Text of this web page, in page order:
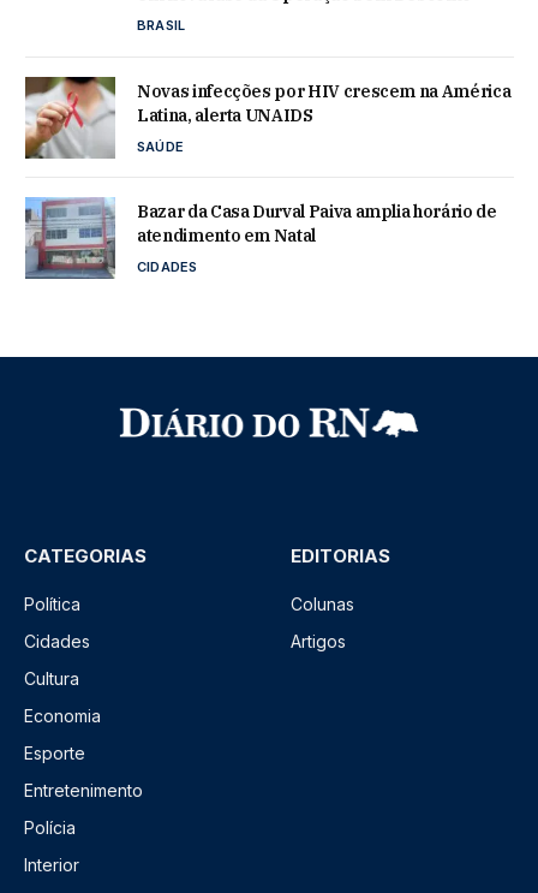
BRASIL
Novas infecções por HIV crescem na América
Latina, alerta UNAIDS
SAÚDE
Bazar da Casa Durval Paiva amplia horário de
atendimento em Natal
CIDADES
CATEGORIAS
Política
Cidades
Cultura
Economia
Esporte
Entretenimento
Polícia
Interior
EDITORIAS
Colunas
Artigos